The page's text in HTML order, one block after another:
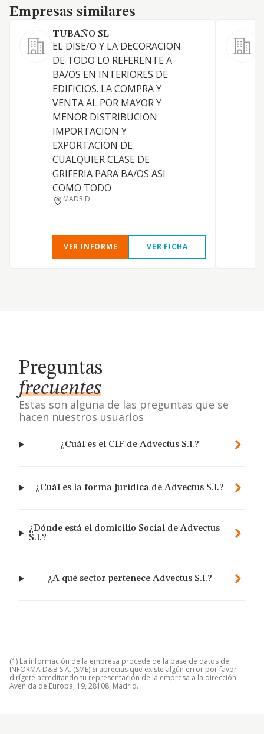
Empresas similares
Empresas similares
TUBAÑO SL
EL DISE/O Y LA DECORACION
DE TODO LO REFERENTE A
BA/OS EN INTERIORES DE
EDIFICIOS. LA COMPRA Y
VENTA AL POR MAYOR Y
MENOR DISTRIBUCION
IMPORTACION Y
EXPORTACION DE
CUALQUIER CLASE DE
GRIFERIA PARA BA/OS ASI
COMO TODO
MADRID
VER INFORME VER FICHA
Preguntas
frecuentes
Estas son alguna de las preguntas que se
hacen nuestros usuarios
¿Cuál es el CIF de Advectus S.l.?
¿Cuál es la forma jurídica de Advectus S.l.?
¿Dónde está el domicilio Social de Advectus
S.l.?
¿A qué sector pertenece Advectus S.l.?
(1) La información de la empresa procede de la base de datos de
INFORMA D&B S.A. (SME) Si aprecias que existe algún error por favor
dirígete acreditando tu representación de la empresa a la dirección
Avenida de Europa, 19, 28108, Madrid.